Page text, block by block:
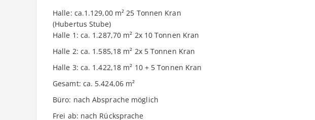
Halle: ca.1.129,00 m² 25 Tonnen Kran
(Hubertus Stube)
Halle 1: ca. 1.287,70 m² 2x 10 Tonnen Kran
Halle 2: ca. 1.585,18 m² 2x 5 Tonnen Kran
Halle 3: ca. 1.422,18 m² 10 + 5 Tonnen Kran
Gesamt: ca. 5.424,06 m²
Büro: nach Absprache möglich
Frei ab: nach Rücksprache